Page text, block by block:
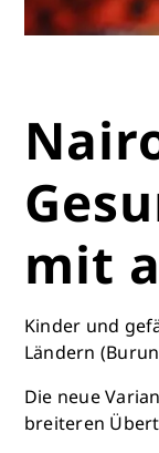
mit
Kinder und
Ländern
Die neue
breiteren